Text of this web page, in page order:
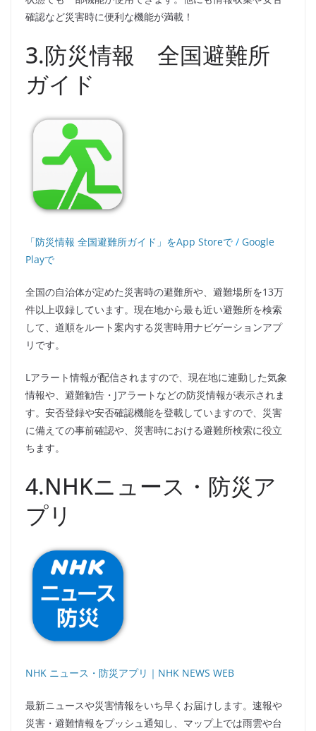
確認など災害時に便利な機能が満載！
3.防災情報 全国避難所
ガイド
「防災情報 全国避難所ガイド」をApp Storeで / Google
Playで
全国の自治体が定めた災害時の避難所や、避難場所を13万
件以上収録しています。現在地から最も近い避難所を検索
して、道順をルート案内する災害時用ナビゲーションアプ
リです。
Lアラート情報が配信されますので、現在地に連動した気象
情報や、避難勧告・Jアラートなどの防災情報が表示されま
す。安否登録や安否確認機能を登載していますので、災害
に備えての事前確認や、災害時における避難所検索に役立
ちます。
4.NHKニュース・防災ア
プリ
NHK ニュース・防災アプリ｜NHK NEWS WEB
最新ニュースや災害情報をいち早くお届けします。速報や
災害・避難情報をプッシュ通知し、マップ上では雨雲や台